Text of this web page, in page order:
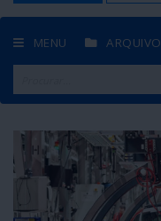
MENU ARQUIVO